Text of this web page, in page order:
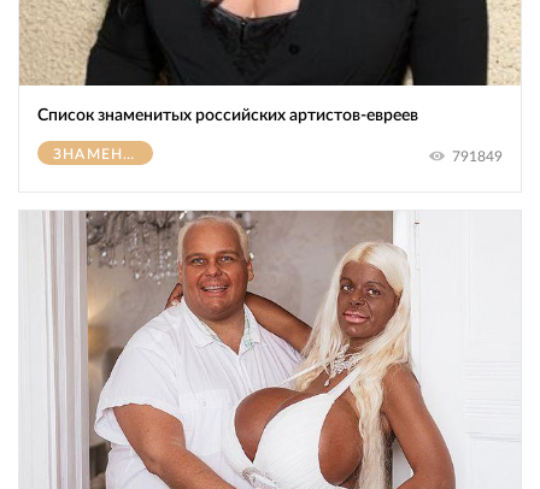
Список знаменитых российских артистов-евреев
ЗНАМЕНИТОСТИ 791849